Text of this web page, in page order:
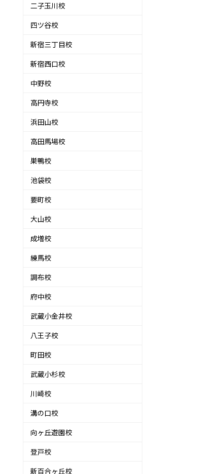
二子玉川校
四ツ谷校
新宿三丁目校
新宿西口校
中野校
高円寺校
浜田山校
高田馬場校
巣鴨校
池袋校
要町校
大山校
成増校
練馬校
調布校
府中校
武蔵小金井校
八王子校
町田校
武蔵小杉校
川崎校
溝の口校
向ヶ丘遊園校
登戸校
新百合ヶ丘校